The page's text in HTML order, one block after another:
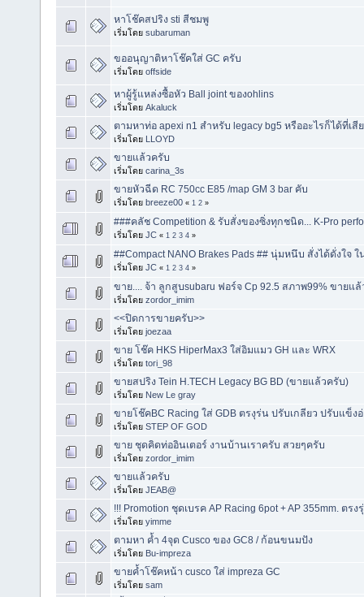
หาโช๊คสปริง sti สีชมพู
เริ่มโดย subaruman
ขออนุญาติหาโช๊คใส่ GC ครับ
เริ่มโดย offside
หาผู้รู้แหล่งซื้อหัว Ball joint ของohlins
เริ่มโดย Akaluck
ตามหาท่อ apexi n1 สำหรับ legacy bg5 หรืออะไรก็ได้ที่เสี
เริ่มโดย LLOYD
ขายแล้วครับ
เริ่มโดย carina_3s
ขายหัวฉีด RC 750cc E85 /map GM 3 bar คับ
เริ่มโดย breeze00 « 1 2 »
###คลัช Competition & รับสั่งของซิ่งทุกชนิด... K-Pro
เริ่มโดย JC « 1 2 3 4 »
##Compact NANO Brakes Pads ## นุ่มหนึบ สั่งได้ดั่งใจ
เริ่มโดย JC « 1 2 3 4 »
ขาย.... จ้า ลูกสูบsubaru ฟอร์จ Cp 92.5 สภาพ99% ขายแ
เริ่มโดย zordor_imim
<<ปิดการขายครับ>>
เริ่มโดย joezaa
ขาย โช๊ค HKS HiperMax3 ใส่อิมแมว GH และ WRX
เริ่มโดย tori_98
ขายสปริง Tein H.TECH Legacy BG BD (ขายแล้วครับ)
เริ่มโดย New Le gray
ขายโช๊คBC Racing ใส่ GDB ตรงุร่น ปรับเกลียว ปรับแข็
เริ่มโดย STEP OF GOD
ขาย ชุดคิดท่ออินเตอร์ งานบ้านเราครับ สวยๆครับ
เริ่มโดย zordor_imim
ขายแล้วครับ
เริ่มโดย JEAB@
!!! Promotion ชุดเบรค AP Racing 6pot + AP 355mm. ตรง
เริ่มโดย yimme
ตามหา ค้ำ 4จุด Cusco ของ GC8 / ก้อนขนมปัง
เริ่มโดย Bu-impreza
ขายค้ำโช๊คหน้า cusco ใส่ impreza GC
เริ่มโดย sam